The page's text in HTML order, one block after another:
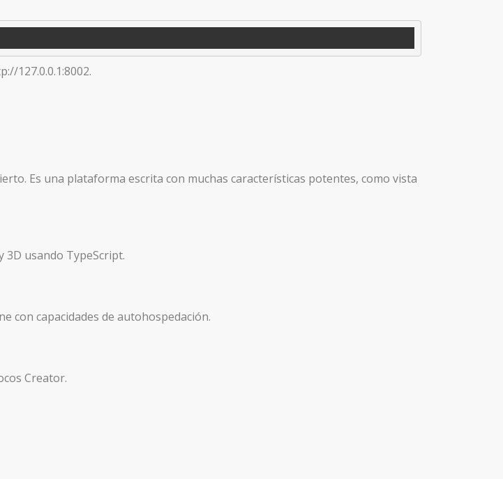
127.0.0.1:8002.
Es una plataforma escrita con muchas características potentes, como vista
usando TypeScript.
con capacidades de autohospedación.
Creator.